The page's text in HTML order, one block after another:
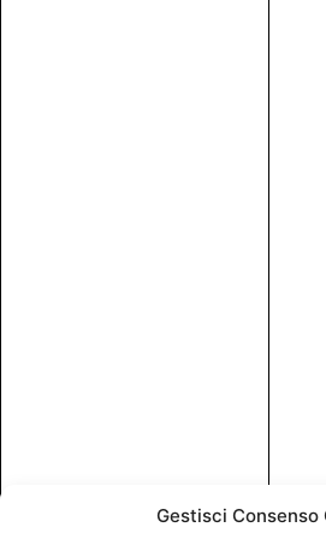
Gestisci Consenso